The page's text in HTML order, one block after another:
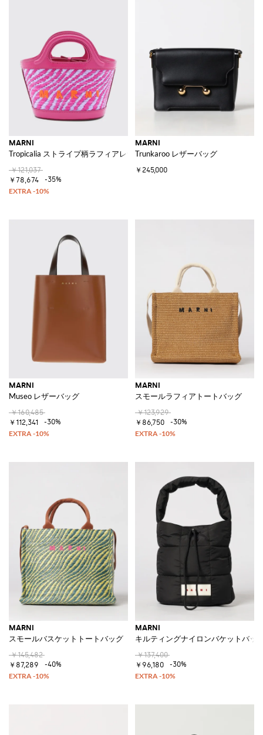
MARNI
Tropicalia ストライプ柄ラフィアレザーバッグ
￥121,037
￥78,674
-35%
MARNI
Trunkaroo レザーバッグ
￥245,000
MARNI
Museo レザーバッグ
￥160,485
￥112,341
-30%
MARNI
スモールラフィアトートバッグ
￥123,929
￥86,750
-30%
MARNI
スモールバスケットトートバッグ
￥145,482
￥87,289
-40%
MARNI
キルティングナイロンバケットバッ
￥137,400
￥96,180
-30%